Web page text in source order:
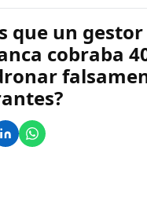
que un gestor
cobraba